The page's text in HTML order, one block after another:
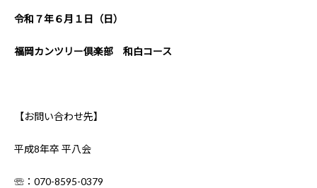
令和７年６月１日（日）
福岡カンツリー倶楽部 和白コース
【お問い合わせ先】
平成8年卒 平八会
☏：070-8595-0379